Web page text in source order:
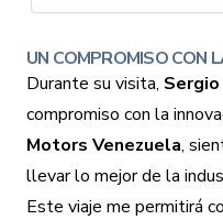
UN COMPROMISO CON
Durante su visita,
compromiso con la
Motors Venezuela,
llevar lo mejor de la
Este viaje me permitirá